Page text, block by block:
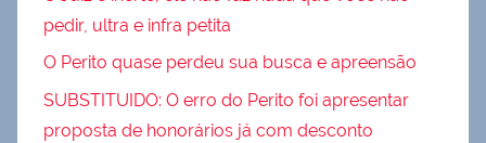
pedir, ultra e infra petita
O Perito quase perdeu sua busca e apreensão
SUBSTITUIDO: O erro do Perito foi apresentar
proposta de honorários já com desconto